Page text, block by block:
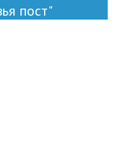
пост"